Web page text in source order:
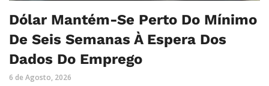
Dólar Mantém-Se Perto Do Mínimo
De Seis Semanas À Espera Dos
Dados Do Emprego
6 de Agosto, 2026